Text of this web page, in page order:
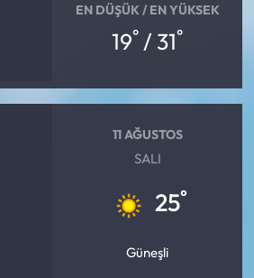
EN DÜŞÜK / EN YÜKSEK
19° / 31°
11 AĞUSTOS
SALI
25°
Güneşli